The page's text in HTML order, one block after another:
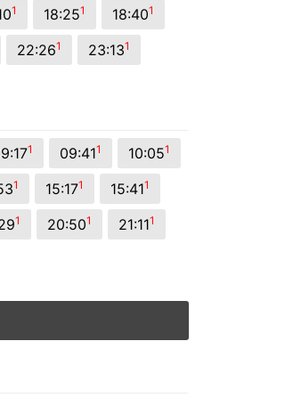
1 18:251 18:401
22:261 23:131
1 09:411 10:051
1 15:171 15:411
1 20:501 21:111